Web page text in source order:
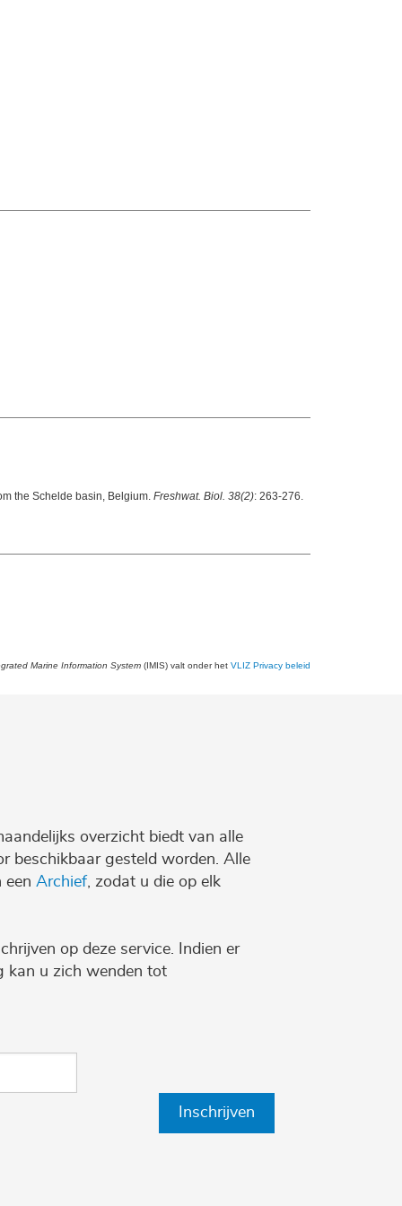
the Schelde basin, Belgium. Freshwat. Biol. 38(2): 263-276.
Marine Information System (IMIS) valt onder het VLIZ Privacy beleid
overzicht biedt van alle
beschikbaar gesteld worden. Alle
een Archief , zodat u die op elk
op deze service. Indien er
kan u zich wenden tot
Inschrijven